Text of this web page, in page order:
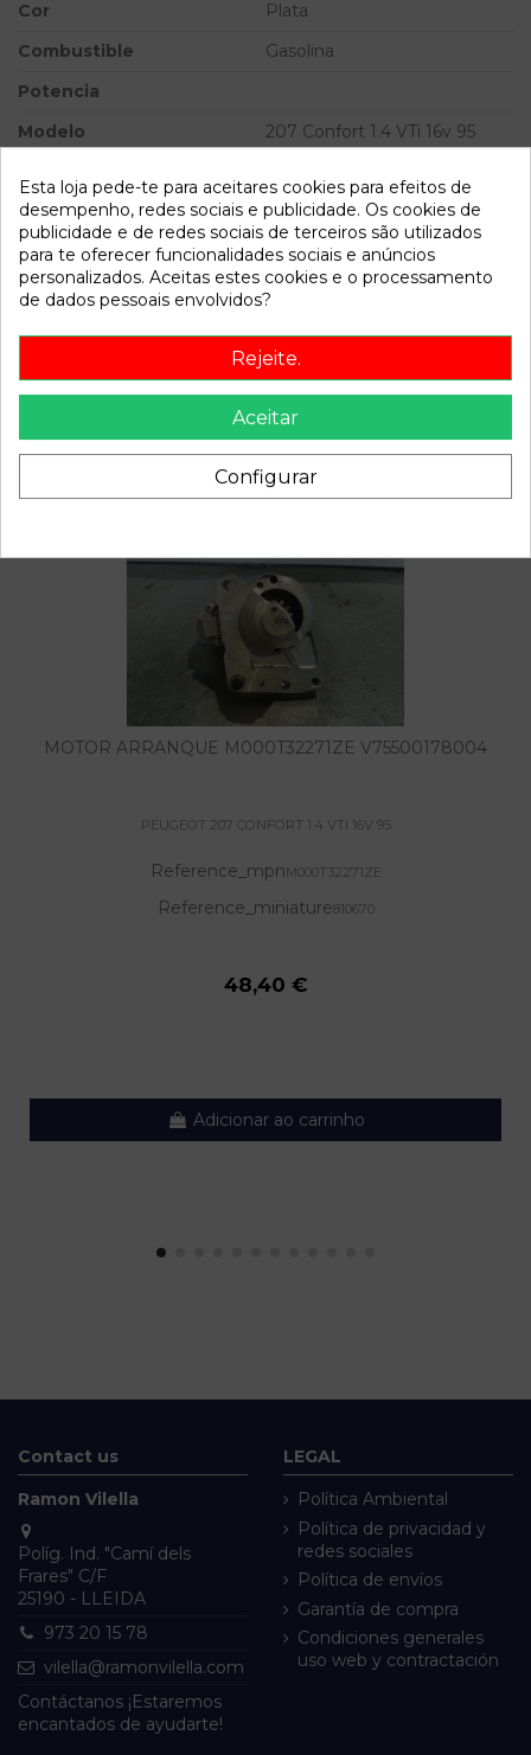
Cor
Plata
Combustible
Gasolina
Potencia
Modelo
207 Confort 1.4 VTi 16v 95
Referência 811000
Disponível a partir de: 2022-04-07
Descrição
Recambio de maneta interior delantera derecha para
peugeot 207 confort 1.4 vti 16v 95 referencia OEM IAM
Também poderá gostar
MOTOR ARRANQUE M000T32271ZE V75500178004
PEUGEOT 207 CONFORT 1.4 VTI 16V 95
Reference_mpnM000T32271ZE
Reference_miniature810670
48,40 €
Adicionar ao carrinho
Contact us
Ramon Vilella
Políg. Ind. "Camí dels
Frares" C/F
25190 - LLEIDA
973 20 15 78
vilella@ramonvilella.com
Contáctanos ¡Estaremos
encantados de ayudarte!
LEGAL
Política Ambiental
Política de privacidad y
redes sociales
Política de envíos
Garantía de compra
Condiciones generales
uso web y contractación
Esta loja pede-te para aceitares cookies para efeitos de
desempenho, redes sociais e publicidade. Os cookies de
publicidade e de redes sociais de terceiros são utilizados
para te oferecer funcionalidades sociais e anúncios
personalizados. Aceitas estes cookies e o processamento
de dados pessoais envolvidos?
Rejeite.
Aceitar
Configurar